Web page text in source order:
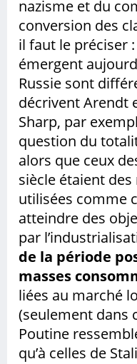
nazisme et du
conversion des
il faut le préciser
émergent
Russie sont
décrivent Arendt
Sharp, par
question du
alors que ceux
siècle étaient
utilisées comme
atteindre des
par
de la période
masses
liées au marché
(seulement dans
Poutine
qu’à celles de